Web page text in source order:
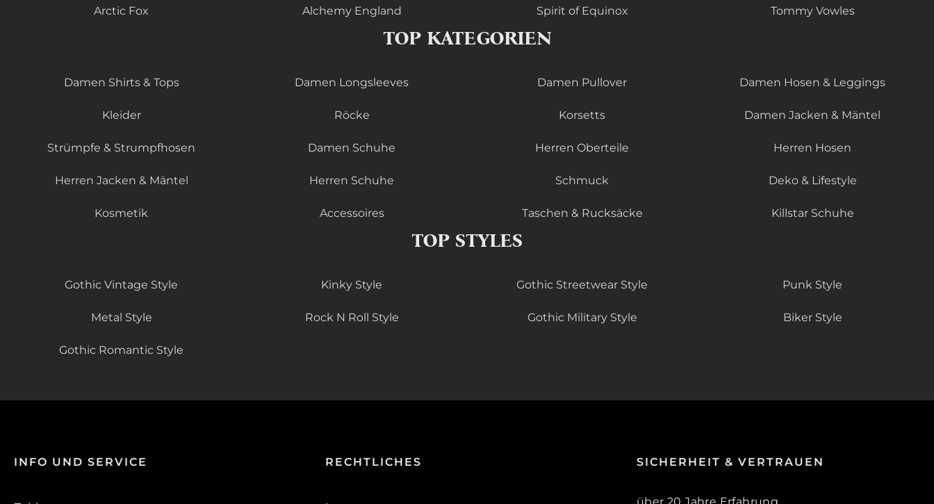
Arctic Fox Alchemy England Spirit of Equinox Tommy Vowles
TOP KATEGORIEN
Damen Shirts & Tops Damen Longsleeves Damen Pullover Damen Hosen & Leggings
Kleider Röcke Korsetts Damen Jacken & Mäntel
Strümpfe & Strumpfhosen Damen Schuhe Herren Oberteile Herren Hosen
Herren Jacken & Mäntel Herren Schuhe Schmuck Deko & Lifestyle
Kosmetik Accessoires Taschen & Rucksäcke Killstar Schuhe
TOP STYLES
Gothic Vintage Style Kinky Style Gothic Streetwear Style Punk Style
Metal Style Rock N Roll Style Gothic Military Style Biker Style
Gothic Romantic Style
INFO UND SERVICE RECHTLICHES SICHERHEIT & VERTRAUEN